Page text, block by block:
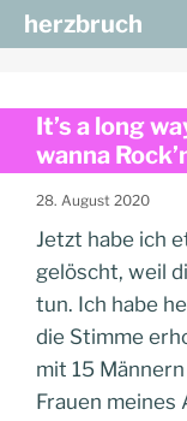
Zum
Inhalt
herzbruch
It’s a long
wanna
28. August 2020
Jetzt habe ich
gelöscht, weil
tun. Ich habe
die Stimme
mit 15
Frauen meines